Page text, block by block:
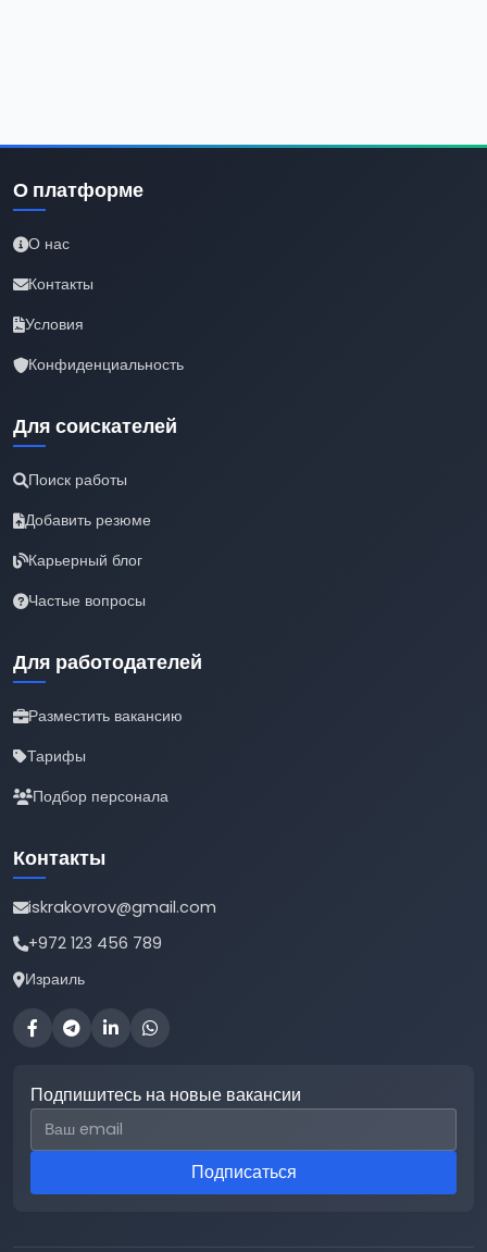
О платформе
О нас
Контакты
Условия
Конфиденциальность
Для соискателей
Поиск работы
Добавить резюме
Карьерный блог
Частые вопросы
Для работодателей
Разместить вакансию
Тарифы
Подбор персонала
Контакты
iskrakovrov@gmail.com
+972 123 456 789
Израиль
Подпишитесь на новые вакансии
Email для подписки
Подписаться